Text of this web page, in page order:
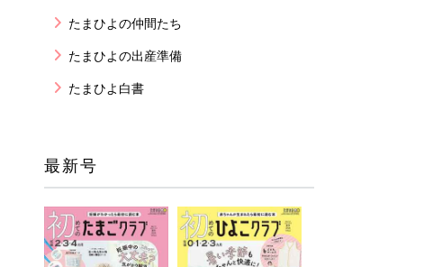
たまひよの仲間たち
たまひよの出産準備
たまひよ白書
最新号